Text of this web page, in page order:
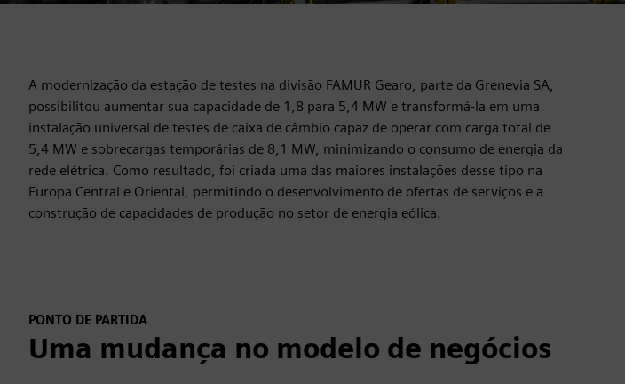
A modernização da estação de testes na divisão FAMUR Gearo, parte da Grenevia SA,
possibilitou aumentar sua capacidade de 1,8 para 5,4 MW e transformá-la em uma
instalação universal de testes de caixa de câmbio capaz de operar com carga total de
5,4 MW e sobrecargas temporárias de 8,1 MW, minimizando o consumo de energia da
rede elétrica. Como resultado, foi criada uma das maiores instalações desse tipo na
Europa Central e Oriental, permitindo o desenvolvimento de ofertas de serviços e a
construção de capacidades de produção no setor de energia eólica.
PONTO DE PARTIDA
Uma mudança no modelo de negócios